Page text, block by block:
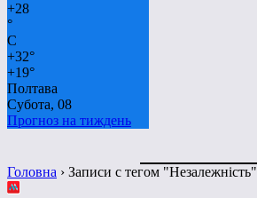
+28
°
C
+32°
+19°
Полтава
Субота, 08
Прогноз на тиждень
Головна › Записи с тегом "Незалежність"